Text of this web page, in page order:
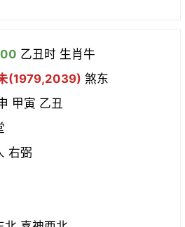
出火
乙丑时 生肖牛
(1979,2039) 煞东
甲寅 乙丑
右弼